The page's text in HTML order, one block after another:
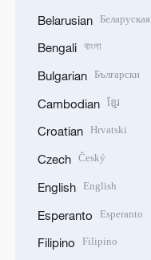
Belarusian Беларуская
Bengali বাংলা
Bulgarian Български
Cambodian ខ្មែរ
Croatian Hrvatski
Czech Český
English English
Esperanto Esperanto
Filipino Filipino